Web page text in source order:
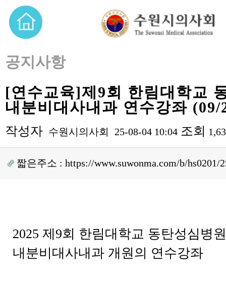
공지사항
[연수교육]제9회 한림대학교
내분비대사내과 연수강좌 (09/
작성자 수원시의사회 25-08-04 10:04 조회
짧은주소 : https://www.suwonma.com/b/hs0201/
2025 제9회 한림대학교 동탄성심병원
내분비대사내과 개원의 연수강좌